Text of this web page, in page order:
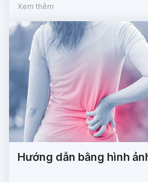
Xem thêm
Hướng dẫn bằng hình